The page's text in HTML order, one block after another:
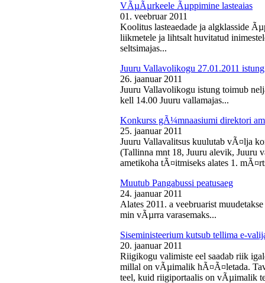
VÃµÃµrkeele Ãµppimine lasteaias
01. veebruar 2011
Koolitus lasteaedade ja algklasside
liikmetele ja lihtsalt huvitatud
seltsimajas...
Juuru Vallavolikogu 27.01.2011 istung
26. jaanuar 2011
Juuru Vallavolikogu istung toimub
kell 14.00 Juuru vallamajas...
Konkurss gÃ¼mnaasiumi direktori
25. jaanuar 2011
Juuru Vallavalitsus kuulutab vÃ¤lja
(Tallinna mnt 18, Juuru alevik, Juuru
ametikoha tÃ¤itmiseks alates 1.
Muutub Pangabussi peatusaeg
24. jaanuar 2011
Alates 2011. a veebruarist
min vÃµrra varasemaks...
Siseministeerium kutsub tellima e-
20. jaanuar 2011
Riigikogu valimiste eel saadab riik
millal on vÃµimalik hÃ¤Ã¤letada.
teel, kuid riigiportaalis on vÃµimalik